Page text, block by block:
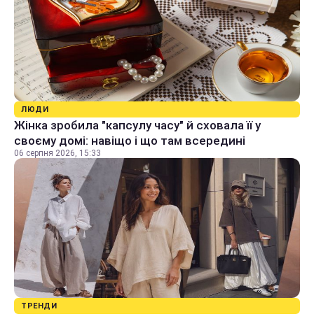
ЛЮДИ
Жінка зробила "капсулу часу" й сховала її у
своєму домі: навіщо і що там всередині
06 серпня 2026, 15:33
ТРЕНДИ